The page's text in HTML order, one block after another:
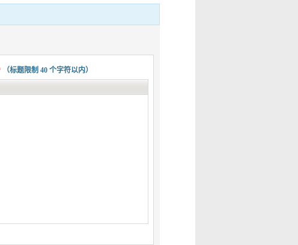
（标题限制 40个字符以内）